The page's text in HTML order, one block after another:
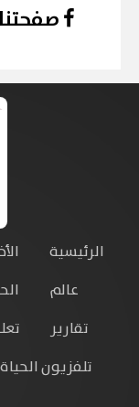
الرئيسية
عالم
تقارير
تلفزيون الحياة